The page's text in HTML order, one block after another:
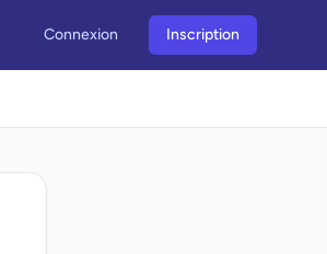
Connexion Inscription